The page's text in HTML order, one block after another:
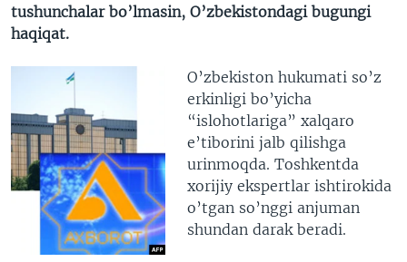
tushunchalar bo’lmasin, O’zbekistondagi bugungi
haqiqat.
O’zbekiston hukumati so’z
erkinligi bo’yicha
“islohotlariga” xalqaro
e’tiborini jalb qilishga
urinmoqda. Toshkentda
xorijiy ekspertlar ishtirokida
o’tgan so’nggi anjuman
shundan darak beradi.